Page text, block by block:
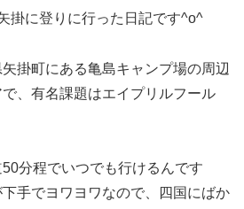
掛に登りに行った日記です^o^
掛町にある亀島キャンプ場の周辺
、有名課題はエイプリルフール
分程でいつでも行けるんです
手でヨワヨワなので、四国にばか